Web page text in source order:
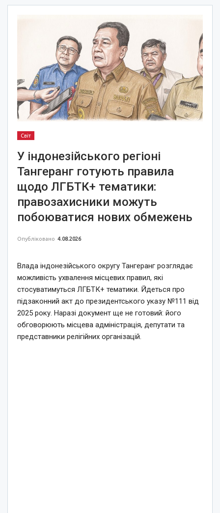
Світ
У індонезійського регіоні
Тангеранг готують правила
щодо ЛГБТК+ тематики:
правозахисники можуть
побоюватися нових обмежень
Опубліковано 4.08.2026
Влада індонезійського округу Тангеранг розглядає
можливість ухвалення місцевих правил, які
стосуватимуться ЛГБТК+ тематики. Йдеться про
підзаконний акт до президентського указу №111 від
2025 року. Наразі документ ще не готовий: його
обговорюють місцева адміністрація, депутати та
представники релігійних організацій.